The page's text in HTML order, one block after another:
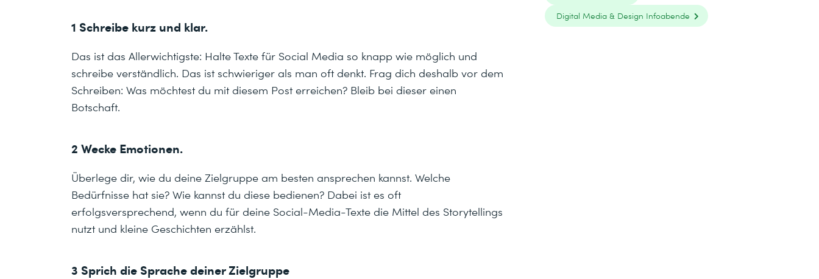
1 Schreibe kurz und klar.
Das ist das Allerwichtigste: Halte Texte für Social Media so knapp wie möglich und
schreibe verständlich. Das ist schwieriger als man oft denkt. Frag dich deshalb vor dem
Schreiben: Was möchtest du mit diesem Post erreichen? Bleib bei dieser einen
Botschaft.
2 Wecke Emotionen.
Überlege dir, wie du deine Zielgruppe am besten ansprechen kannst. Welche
Bedürfnisse hat sie? Wie kannst du diese bedienen? Dabei ist es oft
erfolgsversprechend, wenn du für deine Social-Media-Texte die Mittel des Storytellings
nutzt und kleine Geschichten erzählst.
3 Sprich die Sprache deiner Zielgruppe
Digital Media & Design Infoabende